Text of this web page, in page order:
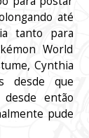
até
tanto para
World
Cynthia
desde que
então
pude